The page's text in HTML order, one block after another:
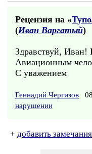
Рецензия на «
(Иван Варгатый)
Здравствуй, Иван!
Авиационным
С уважением
Геннадий Чергизов
нарушении
+ добавить замечания